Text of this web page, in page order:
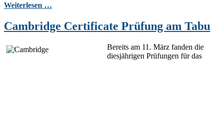
Weiterlesen …
Cambridge Certificate Prüfung am Tabu
Bereits am 11. März fanden die
diesjährigen Prüfungen für das